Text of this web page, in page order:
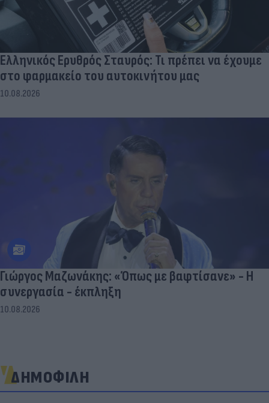
Ελληνικός Ερυθρός Σταυρός: Τι πρέπει να έχουμε
στο φαρμακείο του αυτοκινήτου μας
10.08.2026
Γιώργος Μαζωνάκης: «Όπως με βαφτίσανε» - Η
συνεργασία - έκπληξη
10.08.2026
ΔΗΜΟΦΙΛΗ